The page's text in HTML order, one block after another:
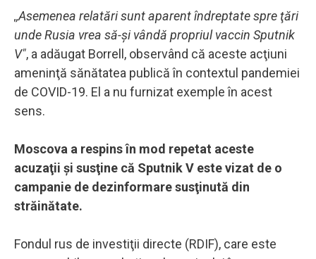
,,Asemenea relatări sunt aparent îndreptate spre ţări
unde Rusia vrea să-şi vândă propriul vaccin Sputnik
V", a adăugat Borrell, observând că aceste acţiuni
ameninţă sănătatea publică în contextul pandemiei
de COVID-19. El a nu furnizat exemple în acest
sens.
Moscova a respins în mod repetat aceste
acuzaţii şi susţine că Sputnik V este vizat de o
campanie de dezinformare susţinută din
străinătate.
Fondul rus de investiţii directe (RDIF), care este